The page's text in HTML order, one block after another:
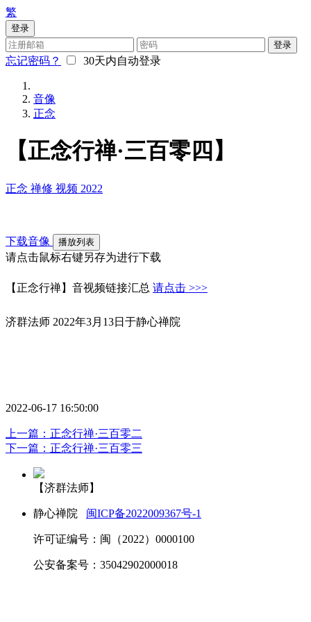
繁
登录
登录
忘记密码？ 30天内自动登录
音像
正念
【正念行禅·三百零四】
正念 禅修 视频 2022
下载音像 播放列表
请点击鼠标右键另存为进行下载
【正念行禅】音视频链接汇总 请点击 >>>
济群法师 2022年3月13日于静心禅院
2022-06-17 16:50:00
上一篇：正念行禅·三百零二
下一篇：正念行禅·三百零三
【济群法师】
静心禅院 闽ICP备2022009367号-1
许可证编号：闽（2022）0000100
公安备案号：35042902000018